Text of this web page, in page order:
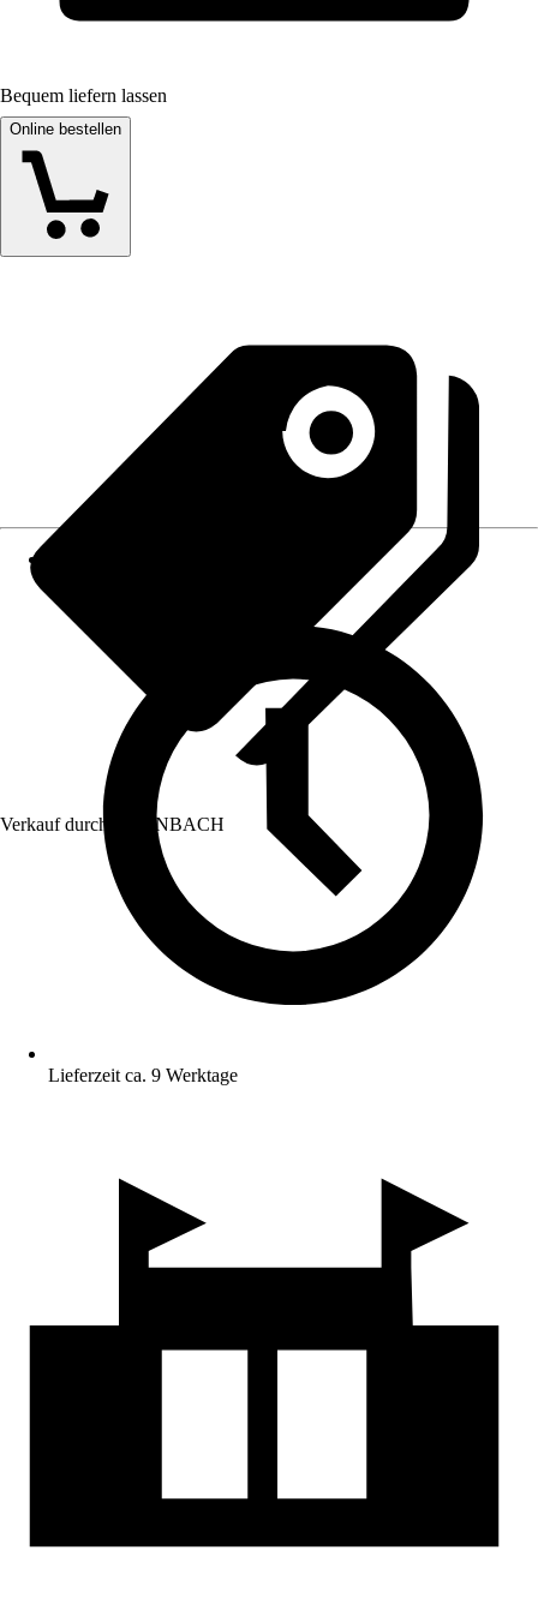
Bequem liefern lassen
Online bestellen
Verkauf durch: HORNBACH
Lieferzeit ca. 9 Werktage